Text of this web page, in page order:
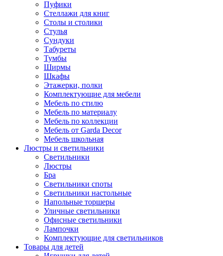
Пуфики
Стеллажи для книг
Столы и столики
Стулья
Сундуки
Табуреты
Тумбы
Ширмы
Шкафы
Этажерки, полки
Комплектующие для мебели
Мебель по стилю
Мебель по материалу
Мебель по коллекции
Мебель от Garda Decor
Мебель школьная
Люстры и светильники
Светильники
Люстры
Бра
Светильники споты
Светильники настольные
Напольные торшеры
Уличные светильники
Офисные светильники
Лампочки
Комплектующие для светильников
Товары для детей